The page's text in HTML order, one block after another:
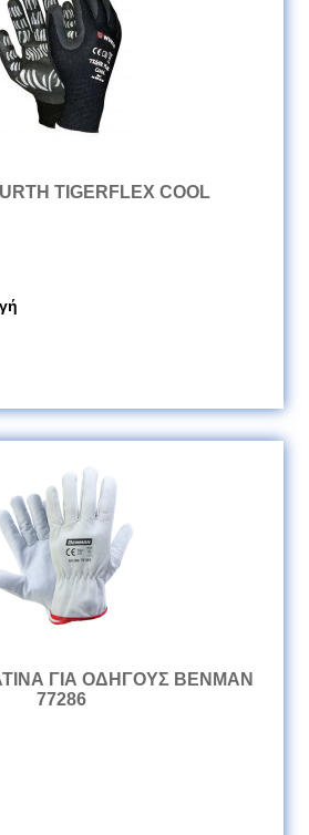
TIGERFLEX COOL
ΓΙΑ ΟΔΗΓΟΥΣ BENMAN
77286